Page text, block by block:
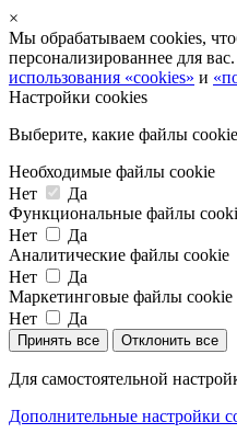
×
Мы обрабатываем cookies,
персонализированнее для
использования «cookies» и
Настройки cookies
Выберите, какие файлы
Необходимые файлы cookie
Нет
Да
Функциональные файлы
Нет
Да
Аналитические файлы cookie
Нет
Да
Маркетинговые файлы cookie
Нет
Да
Принять все Отклонить все
Для самостоятельной
Дополнительные настройки